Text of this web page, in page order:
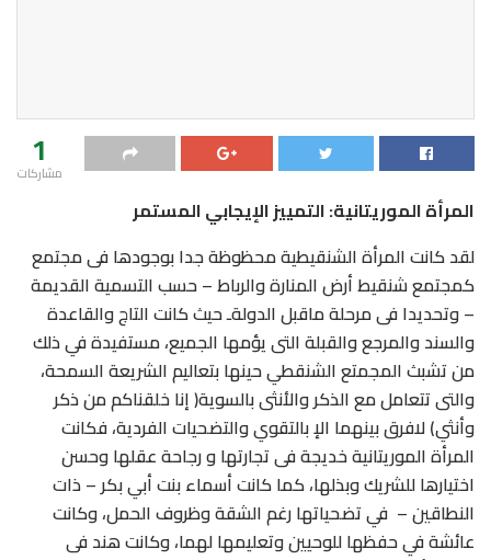
1
مشاركات
المرأة الموريتانية: التمييز الإيجابي المستمر
لقد كانت المرأة الشنقيطية محظوظة جدا بوجودها فى مجتمع
كمجتمع شنقيط أرض المنارة والرباط – حسب التسمية القديمة
– وتحديدا فى مرحلة ماقبل الدولةـ حيث كانت التاج والقاعدة
والسند والمرجع والقبلة التى يؤمها الجميع، مستفيدة في ذلك
من تشبث المجمتع الشنقطي حينها بتعاليم الشريعة السمحة،
والتى تتعامل مع الذكر والأنثى بالسوية( إنا خلقناكم من ذكر
وأنثي) لافرق بينهما الإ بالتقوي والتضحيات الفردية، فكانت
المرأة الموريتانية خديجة فى تجارتها و رجاحة عقلها وحسن
اختيارها للشريك وبذلها، كما كانت أسماء بنت أبي بكر – ذات
النطاقين – في تضحياتها رغم الشقة وظروف الحمل، وكانت
عائشة في حفظها للوحيين وتعليمها لهما، وكانت هند فى